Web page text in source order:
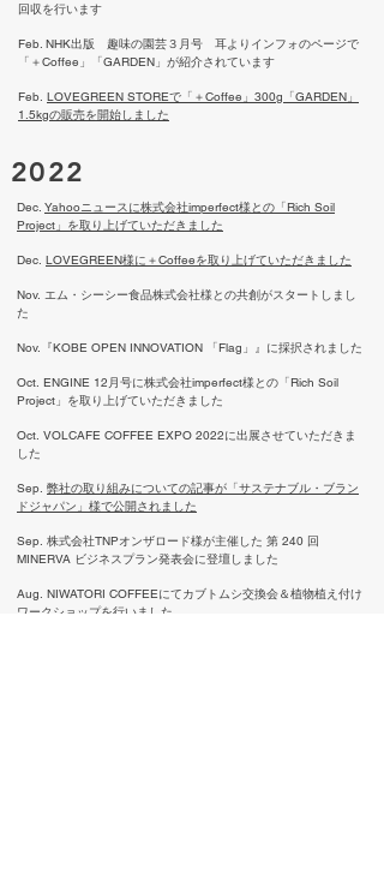
回収を行います
Feb. NHK出版 趣味の園芸３月号 耳よりインフォのページで
「＋Coffee」「GARDEN」が紹介されています
Feb. LOVEGREEN STOREで「＋Coffee」300g「GARDEN」
1.5kgの販売を開始しました
2022
Dec. Yahooニュースに​株式会社imperfect様との「Rich Soil
Project」を取り上げていただきました
Dec. LOVEGREEN様に​＋Coffeeを取り上げていただきました
Nov. エム・シーシー食品株式会社様との​共創がスタートしまし
た
Nov. 『KOBE OPEN INNOVATION 「Flag」』に​採択されました
Oct. ENGINE 12月号に株式会社imperfect様との「Rich Soil
Project」を取り上げていただきました
Oct. VOLCAFE COFFEE EXPO 2022に​出展させていただきま
した
Sep. 弊社の取り組みについての記事が「サステナブル・ブラン
ドジャパン」様で公開されました
Sep. 株式会社TNPオンザロード様が主催した 第 240 回
MINERVA ビジネスプラン発表会に登壇しました
Aug. NIWATORI COFFEEにてカブトムシ交換会＆植物植え付け
ワークショップを行いました